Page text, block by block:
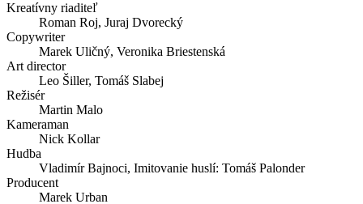
Kreatívny riaditeľ
Roman Roj, Juraj Dvorecký
Copywriter
Marek Uličný, Veronika Briestenská
Art director
Leo Šiller, Tomáš Slabej
Režisér
Martin Malo
Kameraman
Nick Kollar
Hudba
Vladimír Bajnoci, Imitovanie huslí: Tomáš Palonder
Producent
Marek Urban